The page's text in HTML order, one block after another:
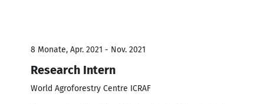
8 Monate, Apr. 2021 - Nov. 2021
Research Intern
World Agroforestry Centre ICRAF